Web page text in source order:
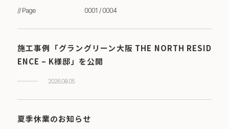
// Page 0001 / 0004
施工事例「グラングリーン大阪 THE NORTH RESID
ENCE – K様邸」を公開
2026.08.05
夏季休業のお知らせ